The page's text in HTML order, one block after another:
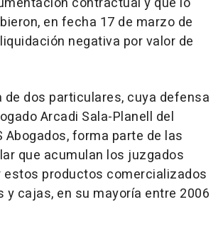
en fecha 17 de marzo de
negativa por valor de
de dos particulares, cuya defensa
Arcadi Sala-Planell del
Abogados, forma parte de las
que acumulan los juzgados
estos productos comercializados
y cajas, en su mayoría entre 2006